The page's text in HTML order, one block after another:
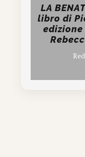
LA
libro di